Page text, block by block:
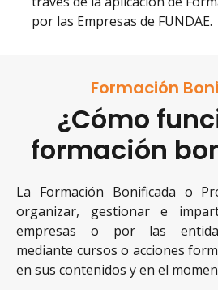
por las Empresas de FUNDAE.
Formación
¿Cómo
formación
La Formación Bonificada o
organizar, gestionar e
empresas o por las
mediante cursos o acciones
en sus contenidos y en el